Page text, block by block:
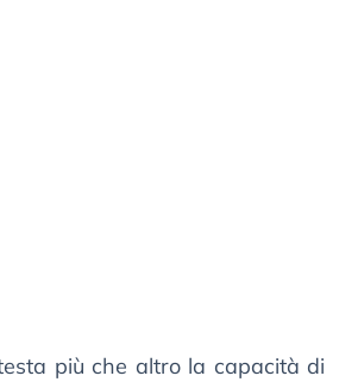
più che altro la capacità di